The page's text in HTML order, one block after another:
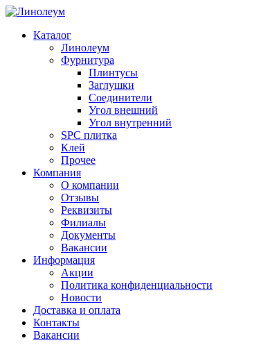
Каталог
Линолеум
Фурнитура
Плинтусы
Заглушки
Соединители
Угол внешний
Угол внутренний
SPC плитка
Клей
Прочее
Компания
О компании
Отзывы
Реквизиты
Филиалы
Документы
Вакансии
Информация
Акции
Политика конфиденциальности
Новости
Доставка и оплата
Контакты
Вакансии